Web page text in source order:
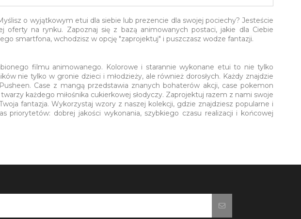
o wyjątkowym etui dla siebie lub prezencie dla swojej pociechy? Jesteście
na rynku. Zapoznaj się z bazą animowanych postaci, jakie dla Ciebie
smartfona, wchodzisz w opcję "zaprojektuj" i puszczasz wodze fantazji.
filmu animowanego. Kolorowe i starannie wykonane etui to nie tylko
nie tylko w gronie dzieci i młodzieży, ale również dorosłych. Każdy znajdzie
Case z mangą przedstawia znanych bohaterów akcji, case pokemon
każdego miłośnika cukierkowej słodyczy. Zaprojektuj razem z nami swoje
fantazja. Wykorzystaj wzory z naszej kolekcji, gdzie znajdziesz popularne i
priorytetów: dobrej jakości wykonania, szybkiego czasu realizacji i końcowej